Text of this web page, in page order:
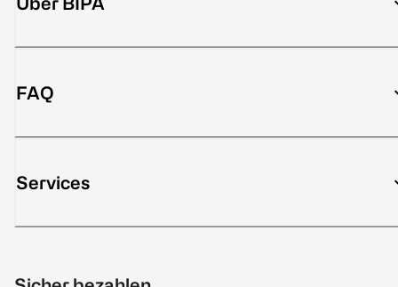
FAQ
Services